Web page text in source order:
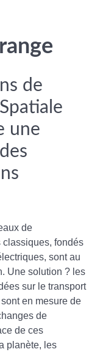
de
une
de
fondés
sont au
Une solution ? les
sur le transport
en mesure de
de
de ces
planète, les